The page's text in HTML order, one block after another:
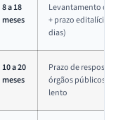
8 a 18
meses
Levantamento de
+ prazo editalício
dias)
10 a 20
meses
Prazo de resposta
órgãos públicos
lento